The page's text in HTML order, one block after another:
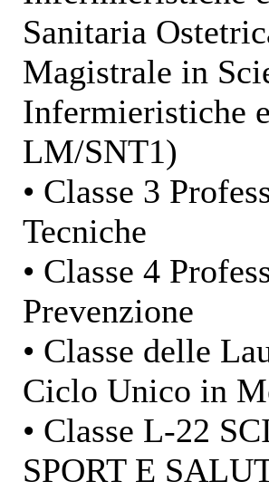
Sanitaria
Magistrale in
Infermieristiche
LM/SNT1)
• Classe 3
Tecniche
• Classe 4
Prevenzione
• Classe delle
Ciclo Unico in
• Classe L-22
SPORT E